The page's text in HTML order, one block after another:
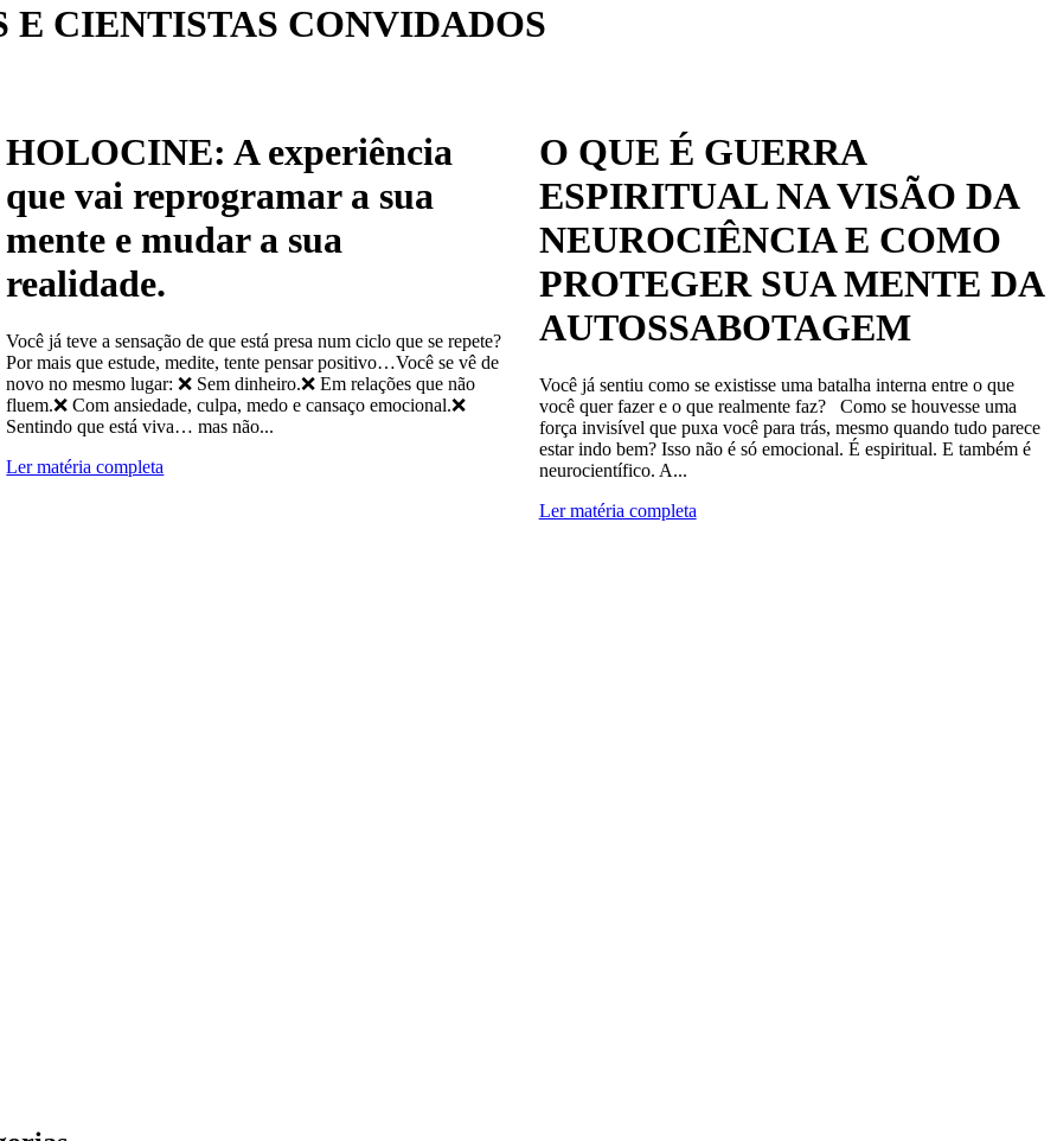
CIENTISTAS CONVIDADOS
HOLOCINE: A experiência
que vai reprogramar a sua
mente e mudar a sua
realidade.
Você já teve a sensação de que está presa num ciclo que se repete?
Por mais que estude, medite, tente pensar positivo…Você se vê de
novo no mesmo lugar: ❌ Sem dinheiro.❌ Em relações que não
fluem.❌ Com ansiedade, culpa, medo e cansaço emocional.❌
Sentindo que está viva… mas não...
Ler matéria completa
O QUE É GUERRA
ESPIRITUAL NA VISÃO DA
NEUROCIÊNCIA E COMO
PROTEGER SUA MENTE DA
AUTOSSABOTAGEM
Você já sentiu como se existisse uma batalha interna entre o que
você quer fazer e o que realmente faz? Como se houvesse uma
força invisível que puxa você para trás, mesmo quando tudo parece
estar indo bem? Isso não é só emocional. É espiritual. E também é
neurocientífico. A...
Ler matéria completa